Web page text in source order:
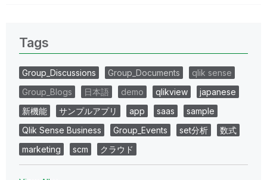
Tags
Group_Discussions Group_Documents
qlik sense
Group_Blogs
日本語 demo qlikview
japanese
新機能
サンプルアプリ app saas
sample
Qlik Sense Business
Group_Events set分析
数式
marketing
scm クラウド